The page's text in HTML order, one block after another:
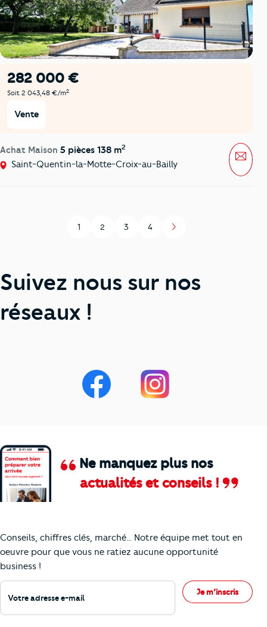
282 000 €
Soit 2 043,48 €/m2
Vente
Achat Maison 5 pièces 138 m2
Saint-Quentin-la-Motte-Croix-au-Bailly
Page
1
Page
2
Page
3
Page
4
Suivez nous sur nos
réseaux !
Ne manquez plus nos
actualités et conseils !
Conseils, chiffres clés, marché… Notre équipe met tout en
oeuvre pour que vous ne ratiez aucune opportunité
business !
Votre adresse e-mail
Je m’inscris